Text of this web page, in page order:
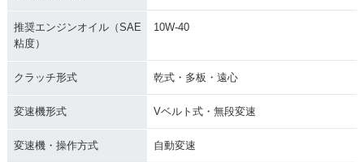
推奨エンジンオイル（SAE
粘度）
10W-40
クラッチ形式 乾式・多板・遠心
変速機形式 Vベルト式・無段変速
変速機・操作方式 自動変速